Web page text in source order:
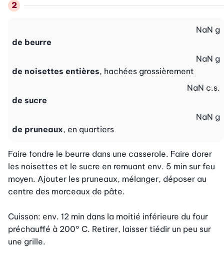
de beurre
NaN g
de noisettes entières, hachées grossièrement
NaN g
de sucre
NaN c.s.
de pruneaux, en quartiers
NaN g
Faire fondre le beurre dans une casserole. Faire dorer
les noisettes et le sucre en remuant env. 5 min sur feu
moyen. Ajouter les pruneaux, mélanger, déposer au
centre des morceaux de pâte.
Cuisson: env. 12 min dans la moitié inférieure du four
préchauffé à 200° C. Retirer, laisser tiédir un peu sur
une grille.